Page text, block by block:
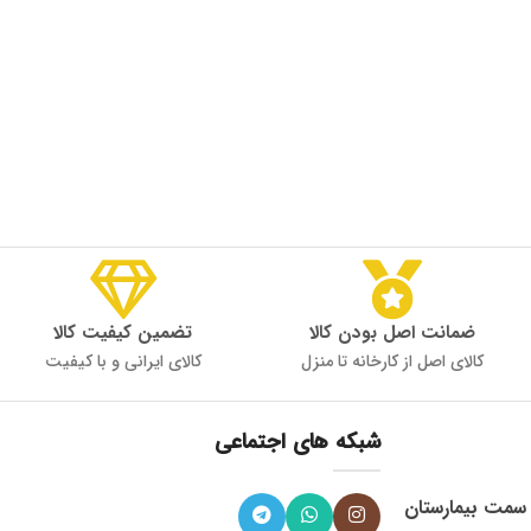
ضمانت اصل بودن کالا
کالای اصل از کارخانه تا منزل
تضمین کیفیت کالا
کالای ایرانی و با کیفیت
، میدان 9 دی به سمت بیمارستان
شبکه های اجتماعی